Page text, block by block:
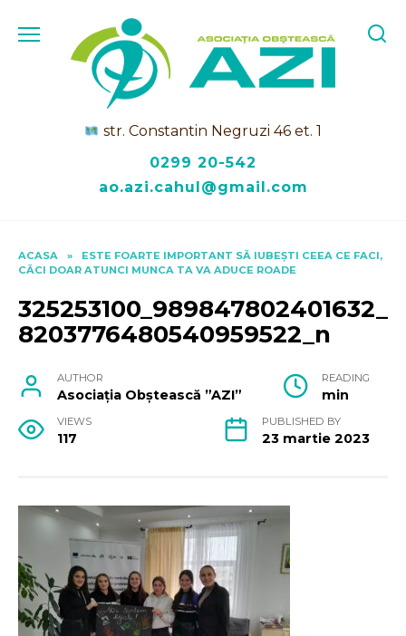
str. Constantin Negruzi 46 et. 1
0299 20-542
ao.azi.cahul@gmail.com
ACASA »
ESTE FOARTE IMPORTANT SĂ IUBEȘTI CEEA CE FACI,
CĂCI DOAR ATUNCI MUNCA TA VA ADUCE ROADE
325253100_989847802401632_
8203776480540959522_n
AUTHOR
Asociația Obștească ”AZI”
READING
min
VIEWS
117
PUBLISHED BY
23 martie 2023